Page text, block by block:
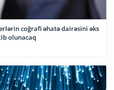
coğrafi əhatə dairəsini əks
olunacaq